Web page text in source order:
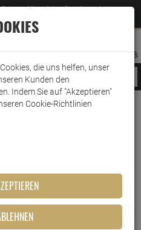
auf Ihre nächste Bestellung erhalten
ANMELDEN
AUFKLAPPEN
MERKZETTEL
WARENKORB:
Haushaltsreiniger
Küchenreiniger
& roter Pfeffer 400ml
& roter
die uns helfen, unser
Kunden den
Indem Sie auf "Akzeptieren"
Cookie-Richtlinien